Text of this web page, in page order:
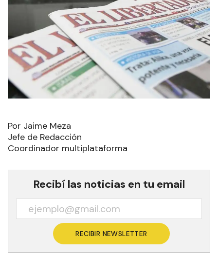
Por Jaime Meza
Jefe de Redacción
Coordinador multiplataforma
Recibí las noticias en tu email
RECIBIR NEWSLETTER